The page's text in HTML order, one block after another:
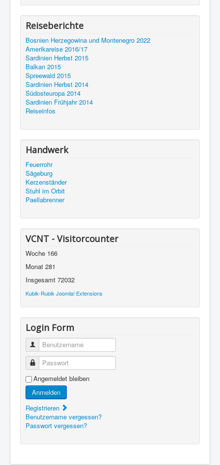
Reiseberichte
Bosnien Herzegowina und Montenegro 2022
Amerikareise 2016/17
Sardinien Herbst 2015
Balkan 2015
Spreewald 2015
Sardinien Herbst 2014
Südosteuropa 2014
Sardinien Frühjahr 2014
Reiseinfos
Handwerk
Feuerrohr
Sägeburg
Kerzenständer
Stuhl im Orbit
Paellabrenner
VCNT - Visitorcounter
Woche 166
Monat 281
Insgesamt 72032
Kubik-Rubik Joomla! Extensions
Login Form
Benutzername
Passwort
Angemeldet bleiben
Anmelden
Registrieren
Benutzername vergessen?
Passwort vergessen?